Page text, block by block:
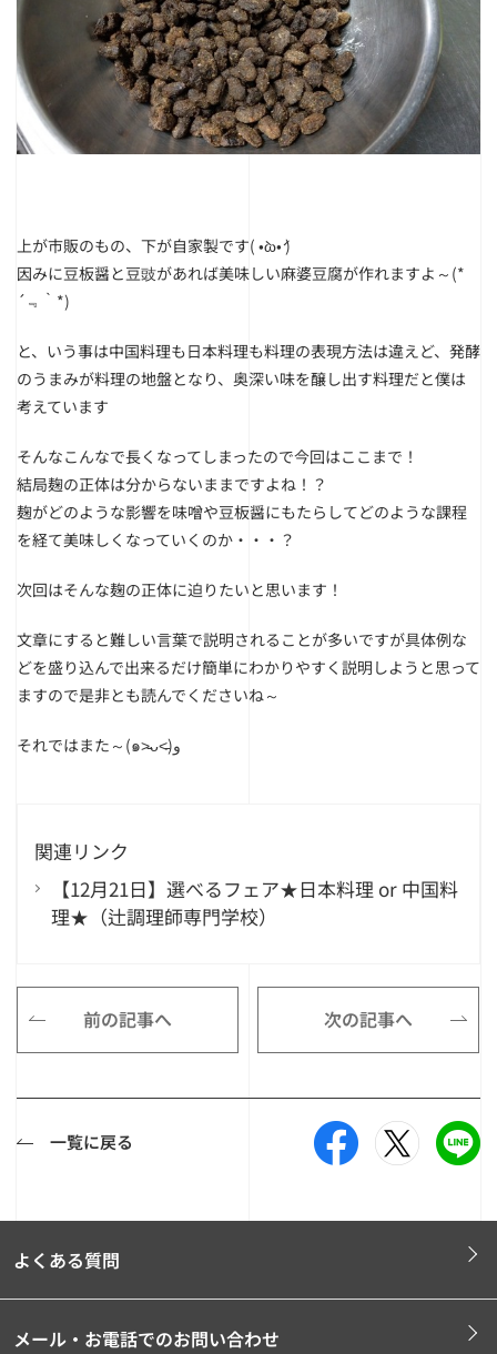
上が市販のもの、下が自家製です( •̀ω•́ )
因みに豆板醤と豆豉があれば美味しい麻婆豆腐が作れますよ～(*
´﹃｀*)
と、いう事は中国料理も日本料理も料理の表現方法は違えど、発酵
のうまみが料理の地盤となり、奥深い味を醸し出す料理だと僕は
考えています
そんなこんなで長くなってしまったので今回はここまで！
結局麹の正体は分からないままですよね！？
麹がどのような影響を味噌や豆板醤にもたらしてどのような課程
を経て美味しくなっていくのか・・・？
次回はそんな麹の正体に迫りたいと思います！
文章にすると難しい言葉で説明されることが多いですが具体例な
どを盛り込んで出来るだけ簡単にわかりやすく説明しようと思って
ますので是非とも読んでくださいね～
それではまた～(๑˃̵ᴗ˂̵)و
関連リンク
【12月21日】選べるフェア★日本料理 or 中国料
理★（辻調理師専門学校）
前の記事へ 次の記事へ
一覧に戻る
よくある質問
メール・お電話でのお問い合わせ